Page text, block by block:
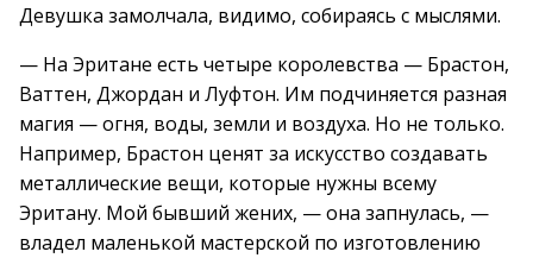
Девушка замолчала, видимо, собираясь с мыслями.
— На Эритане есть четыре королевства — Брастон,
Ваттен, Джордан и Луфтон. Им подчиняется разная
магия — огня, воды, земли и воздуха. Но не только.
Например, Брастон ценят за искусство создавать
металлические вещи, которые нужны всему
Эритану. Мой бывший жених, — она запнулась, —
владел маленькой мастерской по изготовлению